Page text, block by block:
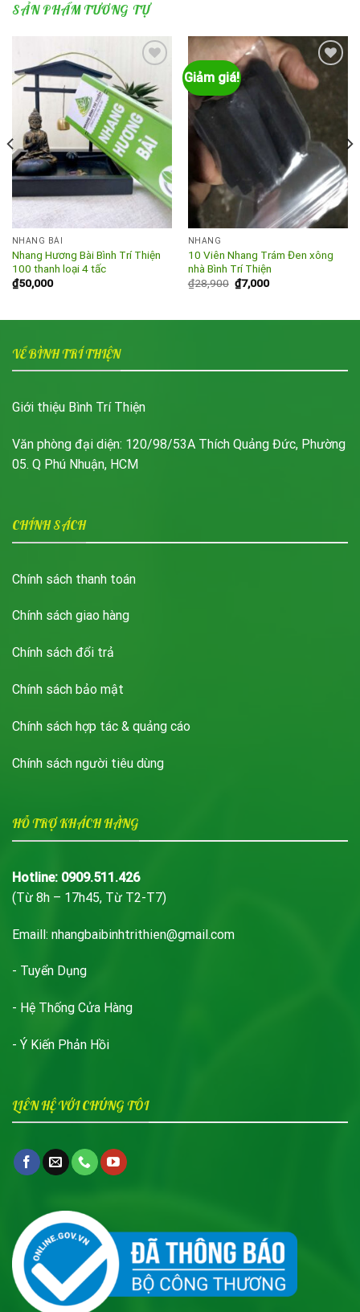
SẢN PHẨM TƯƠNG TỰ
Add to
wishlist
NHANG BÀI
Nhang Hương Bài Bình Trí Thiện
100 thanh loại 4 tấc
₫50,000
Giảm giá!
NHANG
10 Viên Nhang Trám Đen xông
nhà Bình Trí Thiện
₫28,900 Giá
gốc
₫7,000Giá
₫7,000.
VỀ BÌNH TRÍ THIỆN
Giới thiệu Bình Trí Thiện
Văn phòng đại diện: 120/98/53A Thích Quảng Đức, Phường
05. Q Phú Nhuận, HCM
CHÍNH SÁCH
Chính sách thanh toán
Chính sách giao hàng
Chính sách đổi trả
Chính sách bảo mật
Chính sách hợp tác & quảng cáo
Chính sách người tiêu dùng
HỖ TRỢ KHÁCH HÀNG
Hotline: 0909.511.426
(Từ 8h – 17h45, Từ T2-T7)
Emaill: nhangbaibinhtrithien@gmail.com
- Tuyển Dụng
- Hệ Thống Cửa Hàng
- Ý Kiến Phản Hồi
LIÊN HỆ VỚI CHÚNG TÔI